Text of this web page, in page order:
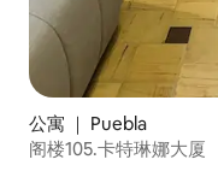
公寓 ｜ Puebla
阁楼105.卡特琳娜大厦